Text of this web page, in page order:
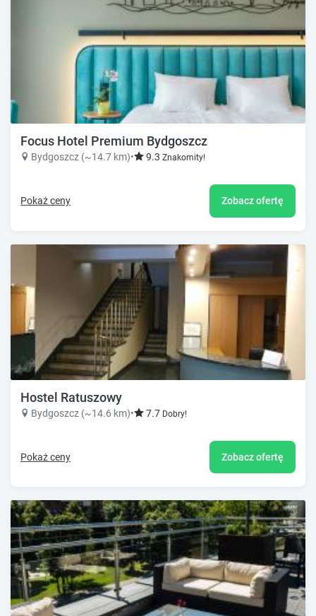
Focus Hotel Premium Bydgoszcz
Bydgoszcz (~14.7 km)• 9.3 Znakomity!
Pokaż ceny Zobacz ofertę
Hostel Ratuszowy
Bydgoszcz (~14.6 km)• 7.7 Dobry!
Pokaż ceny Zobacz ofertę